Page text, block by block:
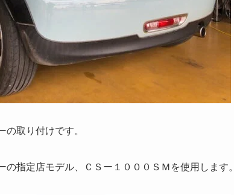
取り付けです。
指定店モデル、ＣＳー１０００ＳＭを使用します。